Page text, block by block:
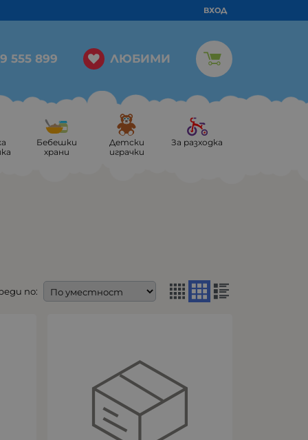
ВХОД
555 899 ЛЮБИМИ
Бебешки
храни
Детски
играчки
За разходка
по: